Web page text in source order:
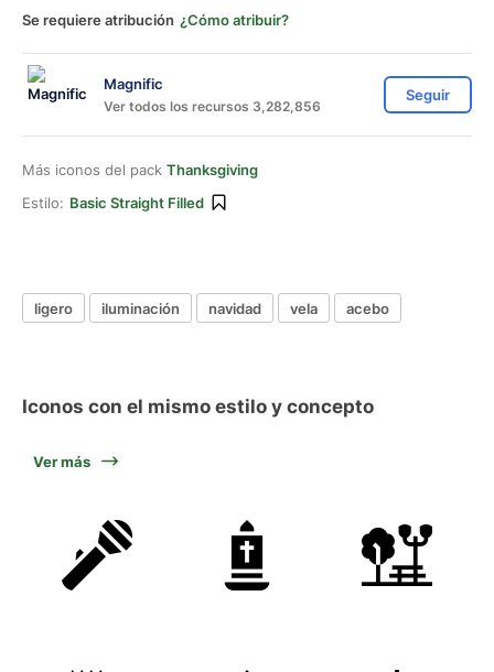
Se requiere atribución ¿Cómo atribuir?
Magnific
Ver todos los recursos 3,282,856
Seguir
Más iconos del pack Thanksgiving
Estilo: Basic Straight Filled
ligero iluminación navidad vela acebo
Iconos con el mismo estilo y concepto
Ver más